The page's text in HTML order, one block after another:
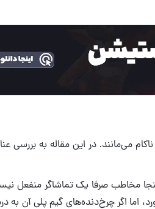
می‌مانند. در این مقاله به بررسی
مخاطب صرفا یک تماشاگر منفعل
اما اگر چرخ‌دنده‌های گیم پلی آن به